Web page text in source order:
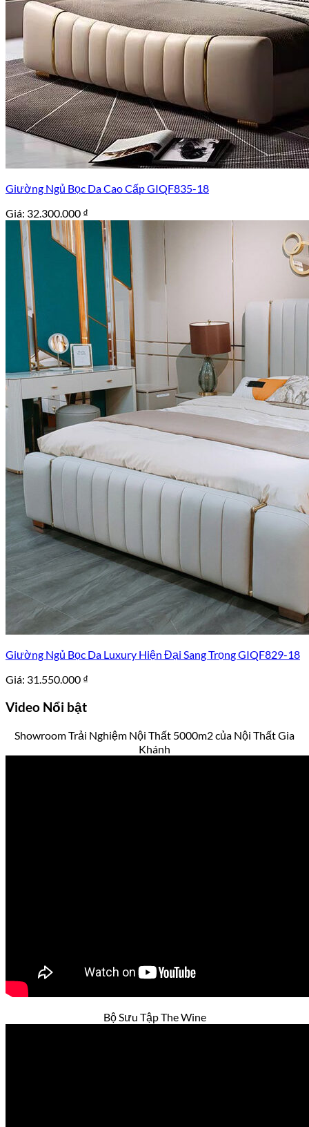
Giường Ngủ Bọc Da Cao Cấp GIQF835-18
Giá: 32.300.000 ₫
Giường Ngủ Bọc Da Luxury Hiện Đại Sang Trọng GIQF829-18
Giá: 31.550.000 ₫
Video Nổi bật
Showroom Trải Nghiệm Nội Thất 5000m2 của Nội Thất Gia
Khánh
Bộ Sưu Tập The Wine